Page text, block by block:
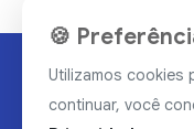
🍪
Utilizamos cookies
continuar, você